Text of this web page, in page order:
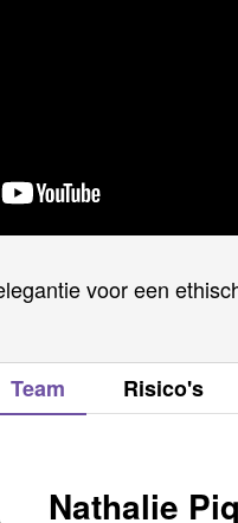
voor een
Team Risico's
Nathalie